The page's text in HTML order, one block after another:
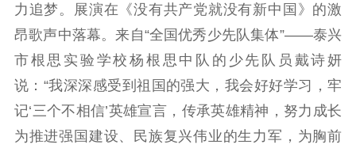
力追梦。展演在《没有共产党就没有新中国》的激
昂歌声中落幕。来自“全国优秀少先队集体”——泰兴
市根思实验学校杨根思中队的少先队员戴诗妍
说：“我深深感受到祖国的强大，我会好好学习，牢
记‘三个不相信’英雄宣言，传承英雄精神，努力成长
为推进强国建设、民族复兴伟业的生力军，为胸前